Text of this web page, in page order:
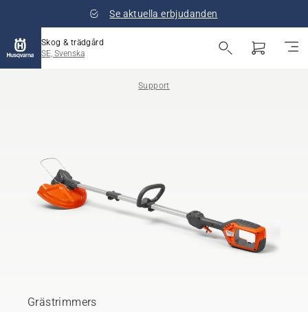
Se aktuella erbjudanden
Skog & trädgård
SE, Svenska
Support
Grästrimmers